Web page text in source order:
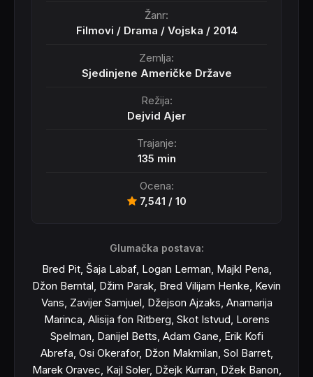
Žanr:
Filmovi / Drama / Vojska / 2014
Zemlja:
Sjedinjene Američke Države
Režija:
Dejvid Ajer
Trajanje:
135 min
Ocena:
7,541 / 10
Glumačka postava:
Bred Pit, Šaja Labaf, Logan Lerman, Majkl Pena,
Džon Berntal, Džim Parak, Bred Vilijam Henke, Kevin
Vans, Zavijer Samjuel, Džejson Ajzaks, Anamarija
Marinca, Alisija fon Ritberg, Skot Istvud, Lorens
Spelman, Danijel Betts, Adam Gane, Erik Kofi
Abrefa, Osi Okerafor, Džon Makmilan, Sol Barret,
Marek Oravec, Kajl Soler, Džejk Kurran, Džek Banon,